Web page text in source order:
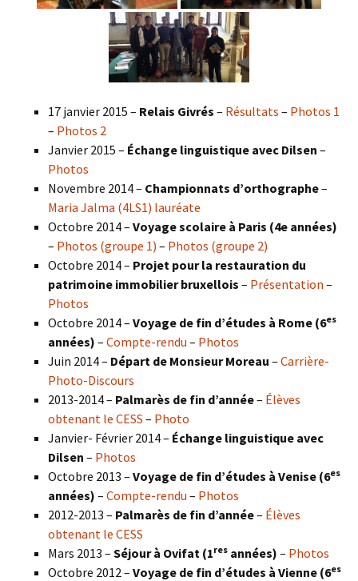
17 janvier 2015 – Relais Givrés – Résultats – Photos 1
– Photos 2
Janvier 2015 – Échange linguistique avec Dilsen –
Photos
Novembre 2014 – Championnats d’orthographe–
Maria Jalma (4LS1) lauréate
Octobre 2014 – Voyage scolaire à Paris (4e années)
– Photos (groupe 1) – Photos (groupe 2)
Octobre 2014 – Projet pour la restauration du
patrimoine immobilier bruxellois – Présentation –
Photos
Octobre 2014 – Voyage de fin d’études à Rome (6es
années) – Compte-rendu – Photos
Juin 2014 – Départ de Monsieur Moreau – Carrière-
Photo-Discours
2013-2014 – Palmarès de fin d’année– Élèves
obtenant le CESS – Photo
Janvier- Février 2014 – Échange linguistique avec
Dilsen – Photos
Octobre 2013 – Voyage de fin d’études à Venise (6es
années) – Compte-rendu – Photos
2012-2013 – Palmarès de fin d’année– Élèves
obtenant le CESS
Mars 2013 – Séjour à Ovifat (1res années) – Photos
Octobre 2012 – Voyage de fin d’études à Vienne (6es